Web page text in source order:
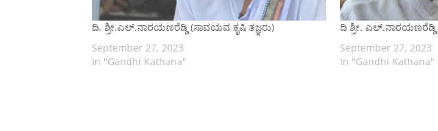
ದಿ. ಶ್ರೀ.ಎಲ್.ನಾರಯಣರೆಡ್ಡಿ (ಸಾವಯವ ಕೃಷಿ ತಜ್ಞರು)
September 27, 2023
In "Gandhi Kathana"
ದಿ ಶ್ರೀ. ಎಲ್.ನಾರಯಣರೆಡ್ಡಿ
September 27, 2023
In "Gandhi Kathana"